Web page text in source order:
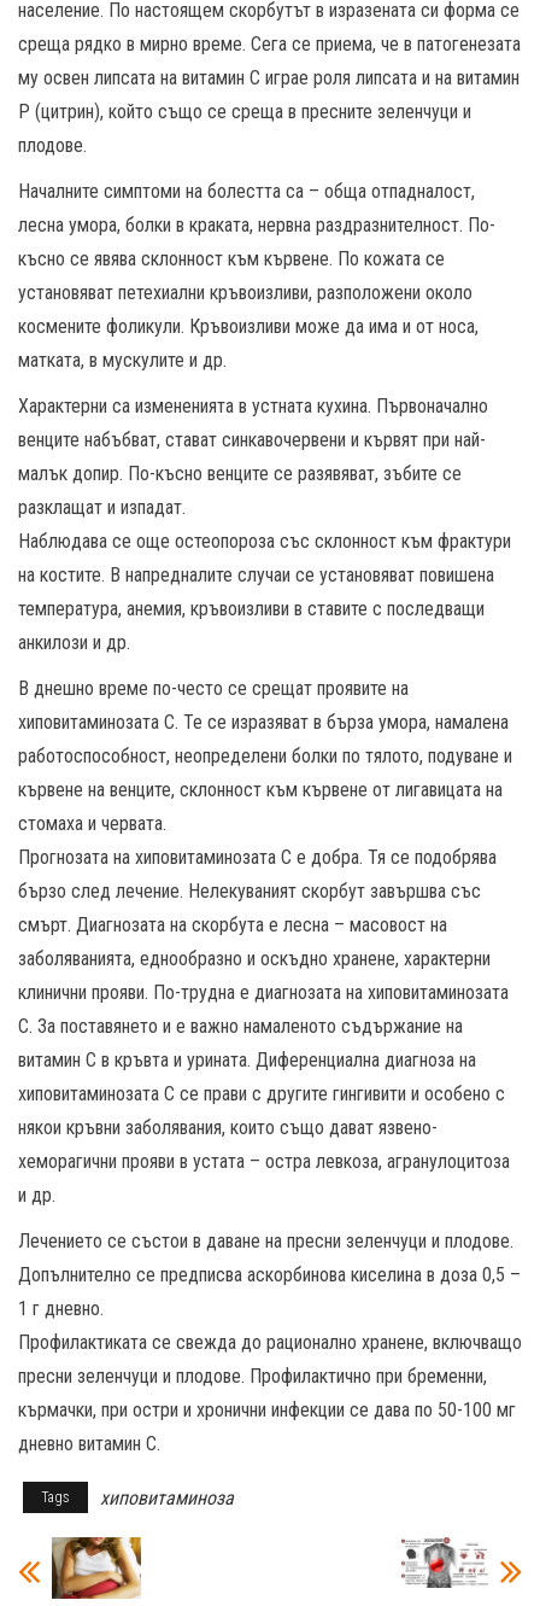
население. По настоящем скорбутът в изразената си форма се
среща рядко в мирно време. Сега се приема, че в патогенезата
му освен липсата на витамин C играе роля липсата и на витамин
Р (цитрин), който също се среща в пресните зеленчуци и
плодове.
Началните симптоми на болестта са – обща отпадналост,
лесна умора, болки в краката, нервна раздразнителност. По-
късно се явява склонност към кървене. По кожата се
установяват петехиални кръвоизливи, разположени около
космените фоликули. Кръвоизливи може да има и от носа,
матката, в мускулите и др.
Характерни са измененията в устната кухина. Първоначално
венците набъбват, стават синкавочервени и кървят при най-
малък допир. По-късно венците се разявяват, зъбите се
разклащат и изпадат.
Наблюдава се още остеопороза със склонност към фрактури
на костите. В напредналите случаи се установяват повишена
температура, анемия, кръвоизливи в ставите с последващи
анкилози и др.
В днешно време по-често се срещат проявите на
хиповитаминозата C. Те се изразяват в бърза умора, намалена
работоспособност, неопределени болки по тялото, подуване и
кървене на венците, склонност към кървене от лигавицата на
стомаха и червата.
Прогнозата на хиповитаминозата C e добра. Тя се подобрява
бързо след лечение. Нелекуваният скорбут завършва със
смърт. Диагнозата на скорбута е лесна – масовост на
заболяванията, еднообразно и оскъдно хранене, характерни
клинични прояви. По-трудна е диагнозата на хиповитаминозата
C. За поставянето и е важно намаленото съдържание на
витамин C в кръвта и урината. Диференциална диагноза на
хиповитаминозата C се прави с другите гингивити и особено с
някои кръвни заболявания, които също дават язвено-
хеморагични прояви в устата – остра левкоза, агранулоцитоза
и др.
Лечението се състои в даване на пресни зеленчуци и плодове.
Допълнително се предписва аскорбинова киселина в доза 0,5 –
1 г дневно.
Профилактиката се свежда до рационално хранене, включващо
пресни зеленчуци и плодове. Профилактично при бременни,
кърмачки, при остри и хронични инфекции се дава по 50-100 мг
дневно витамин C.
Tags хиповитаминоза